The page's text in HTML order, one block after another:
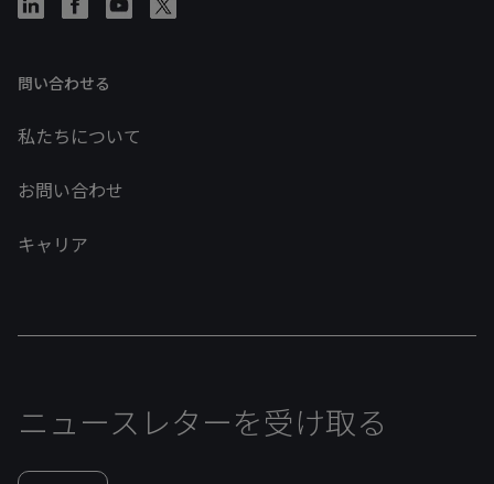
問い合わせる
私たちについて
お問い合わせ
キャリア
ニュースレターを受け取る